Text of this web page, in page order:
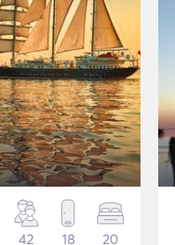
42 18 20